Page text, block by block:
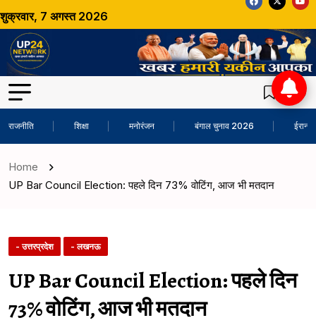
शुक्रवार, 7 अगस्त 2026
राजनीति शिक्षा मनोरंजन बंगाल चुनाव 2026 ईरान-
Home
UP Bar Council Election: पहले दिन 73% वोटिंग, आज भी मतदान
- उत्तरप्रदेश - लखनऊ
UP Bar Council Election: पहले दिन
73% वोटिंग, आज भी मतदान